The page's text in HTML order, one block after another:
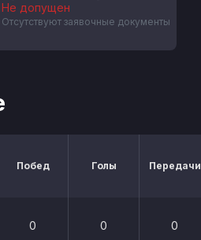
Не допущен
Отсутствуют заявочные документы
Побед Голы Передачи
0 0 0